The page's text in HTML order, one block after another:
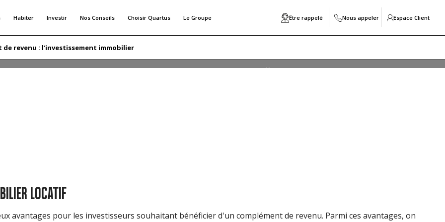
Habiter Investir Nos Conseils Choisir Quartus Le Groupe Être rappelé Nous appeler Espace Client
de revenu : l’investissement immobilier
IMMOBILIER
les personnes cherchant à générer un complément de revenu. En effet, l'immobilier locatif permet de se
LOCATIF
avantages pour les investisseurs souhaitant bénéficier d'un complément de revenu. Parmi ces avantages, on